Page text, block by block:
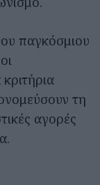
παγκόσμιου
τη
αγορές